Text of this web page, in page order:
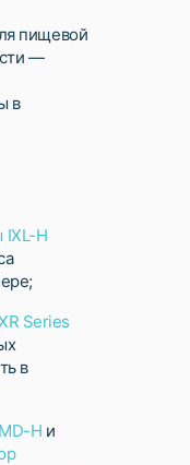
пищевой
—
в
IXL-H
Series
в
H и